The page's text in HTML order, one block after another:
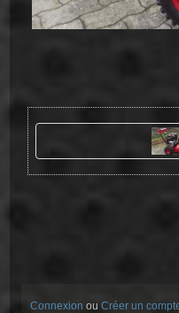
Connexion ouCréer un